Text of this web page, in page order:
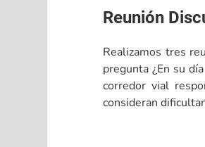
Reunión
Realizamos tres
pregunta ¿En su
corredor vial
consideran